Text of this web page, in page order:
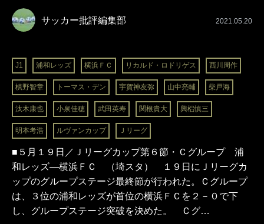
サッカー批評編集部 2021.05.20
J1 浦和レッズ 横浜ＦＣ リカルド・ロドリゲス 西川周作
槙野智章 トーマス・デン 宇賀神友弥 山中亮輔 柴戸海
汰木康也 小泉佳穂 武田英寿 関根貴大 興梠慎三
明本考浩 ルヴァンカップ Ｊリーグ
■５月１９日／Ｊリーグカップ第６節・Ｃグループ 浦
和レッズ―横浜ＦＣ （埼スタ） １９日にＪリーグカ
ップのグループステージ最終節が行われた。Ｃグループ
は、３位の浦和レッズが首位の横浜ＦＣを２－０で下
し、グループステージ突破を決めた。 Ｃグ…